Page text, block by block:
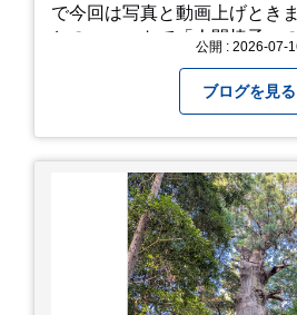
で今回は写真と動画上げときます。 昨年
とのユニットで「人間椅子」のカ
画にしており、娘のファンか
ッ！」とされているので ここだけの公開としま
す。 非常に暑苦しいのでご観覧される方は、ご注
意くださいませ。 では、熱中症に気を付けて、お
過ごしください。
https://youtu.be/
公開 : 2026-07-
ブログを見る